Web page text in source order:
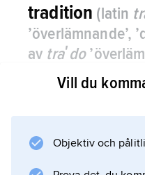
tradition (latin
’överlämnande’,
av traʹdo
överlämnas från
värderingar, tro,
Vill du
Objektiv och